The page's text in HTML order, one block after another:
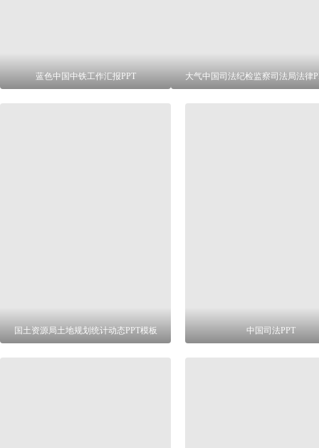
蓝色中国中铁工作汇报PPT 大气中国司法纪检监察司法局法律
国土资源局土地规划统计动态PPT模板 中国司法PPT